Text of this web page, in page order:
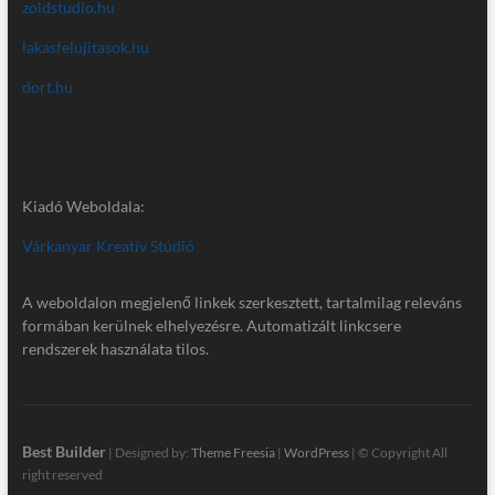
zoldstudio.hu
lakasfelujitasok.hu
dort.hu
Kiadó Weboldala:
Várkanyar Kreatív Stúdió
A weboldalon megjelenő linkek szerkesztett, tartalmilag releváns
formában kerülnek elhelyezésre. Automatizált linkcsere
rendszerek használata tilos.
Best Builder| Designed by: Theme Freesia| WordPress| © Copyright All
right reserved